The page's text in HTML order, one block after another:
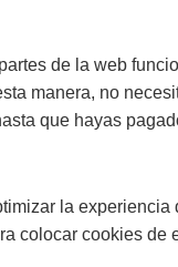
de la web
manera, no
que hayas
la
colocar cookies de